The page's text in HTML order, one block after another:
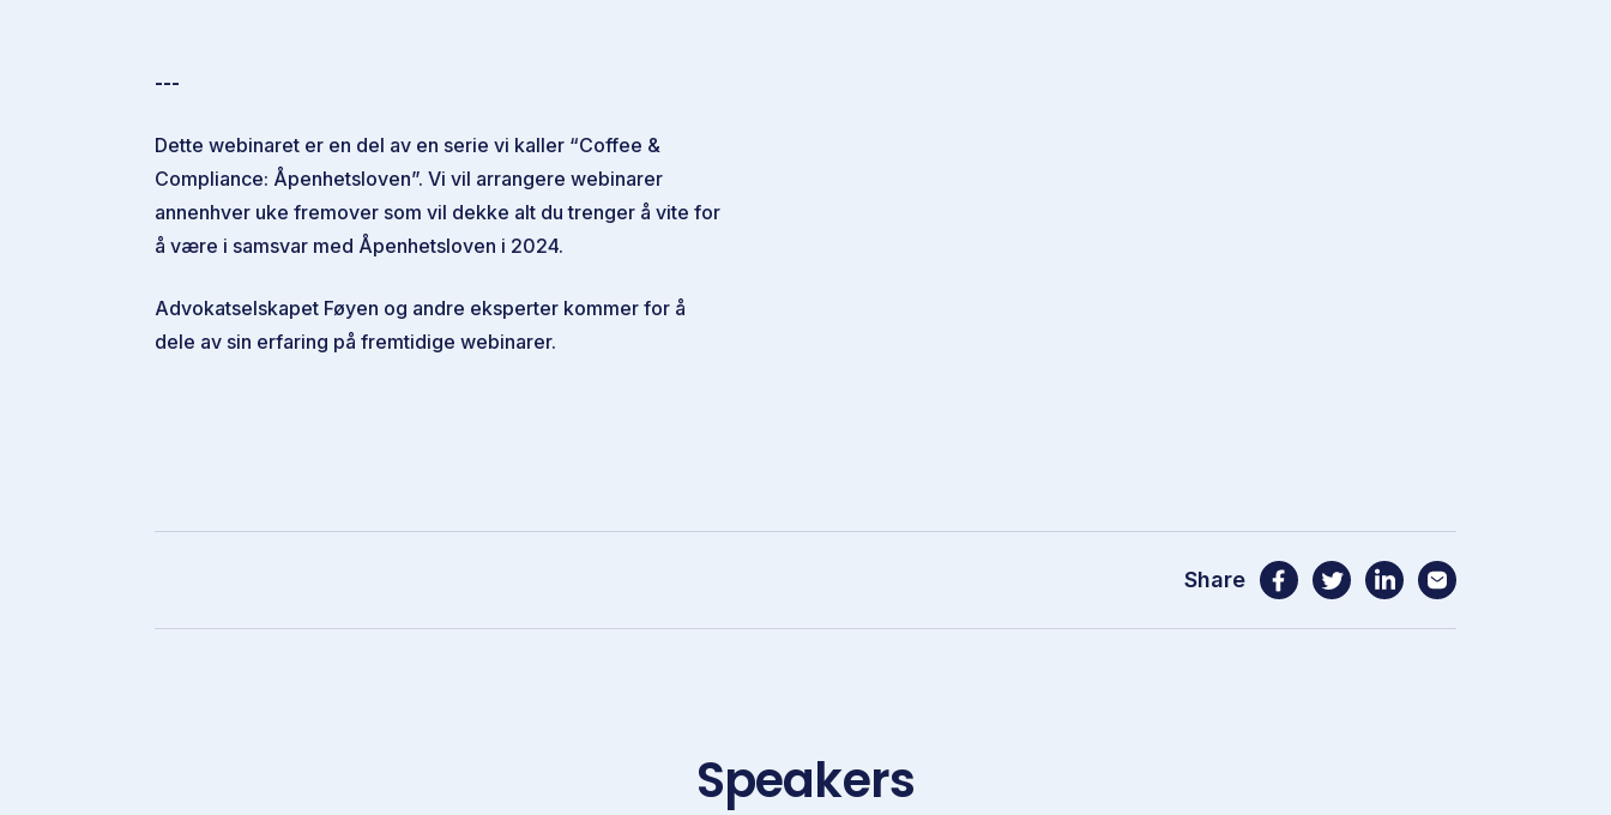
---
Dette webinaret er en del av en serie vi kaller “Coffee &
Compliance: Åpenhetsloven”. Vi vil arrangere webinarer
annenhver uke fremover som vil dekke alt du trenger å vite for
å være i samsvar med Åpenhetsloven i 2024.
Advokatselskapet Føyen og andre eksperter kommer for å
dele av sin erfaring på fremtidige webinarer.
Share
Speakers